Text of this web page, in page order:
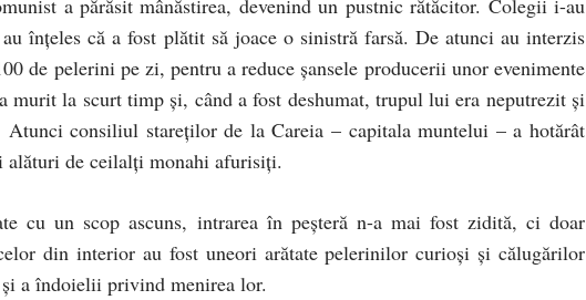
înţeles că a fost plătit să joace o sinistră farsă. De atunci au interzis
de pelerini pe zi, pentru a reduce şansele producerii unor evenimente
murit la scurt timp şi, când a fost deshumat, trupul lui era neputrezit şi
consiliul stareților de la Careia – capitala muntelui – a hotărât
alături de ceilalţi monahi afurisiţi.
cu un scop ascuns, intrarea în peşteră n-a mai fost zidită, ci doar
din interior au fost uneori arătate pelerinilor curioşi şi călugărilor
a îndoielii privind menirea lor.